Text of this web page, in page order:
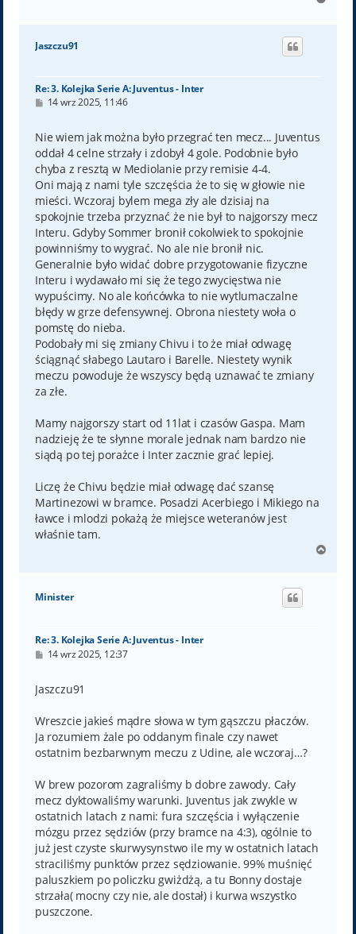
g
Jaszczu91
Re: 3. Kolejka Serie A: Juventus - Inter
P
t
14 wrz 2025, 11:46
Nie wiem jak można było przegrać ten mecz... Juventus
oddał 4 celne strzały i zdobył 4 gole. Podobnie było
chyba z resztą w Mediolanie przy remisie 4-4.
Oni mają z nami tyle szczęścia że to się w głowie nie
mieści. Wczoraj bylem mega zły ale dzisiaj na
spokojnie trzeba przyznać że nie był to najgorszy mecz
Interu. Gdyby Sommer bronił cokolwiek to spokojnie
powinniśmy to wygrać. No ale nie bronił nic.
Generalnie było widać dobre przygotowanie fizyczne
Interu i wydawało mi się że tego zwycięstwa nie
wypuścimy. No ale końcówka to nie wytlumaczalne
błędy w grze defensywnej. Obrona niestety woła o
pomstę do nieba.
Podobały mi się zmiany Chivu i to że miał odwagę
ściągnąć słabego Lautaro i Barelle. Niestety wynik
meczu powoduje że wszyscy będą uznawać te zmiany
za złe.
Mamy najgorszy start od 11lat i czasów Gaspa. Mam
nadzieję że te słynne morale jednak nam bardzo nie
siądą po tej porażce i Inter zacznie grać lepiej.
Liczę że Chivu będzie miał odwagę dać szansę
Martinezowi w bramce. Posadzi Acerbiego i Mikiego na
ławce i mlodzi pokażą że miejsce weteranów jest
właśnie tam.
g
Minister
Re: 3. Kolejka Serie A: Juventus - Inter
P
t
14 wrz 2025, 12:37
Jaszczu91
Wreszcie jakieś mądre słowa w tym gąszczu płaczów.
Ja rozumiem żale po oddanym finale czy nawet
ostatnim bezbarwnym meczu z Udine, ale wczoraj…?
W brew pozorom zagraliśmy b dobre zawody. Cały
mecz dyktowaliśmy warunki. Juventus jak zwykle w
ostatnich latach z nami: fura szczęścia i wyłączenie
mózgu przez sędziów (przy bramce na 4:3), ogólnie to
już jest czyste skurwysynstwo ile my w ostatnich latach
straciliśmy punktów przez sędziowanie. 99% muśnięć
paluszkiem po policzku gwiżdżą, a tu Bonny dostaje
strzała( mocny czy nie, ale dostał) i kurwa wszystko
puszczone.